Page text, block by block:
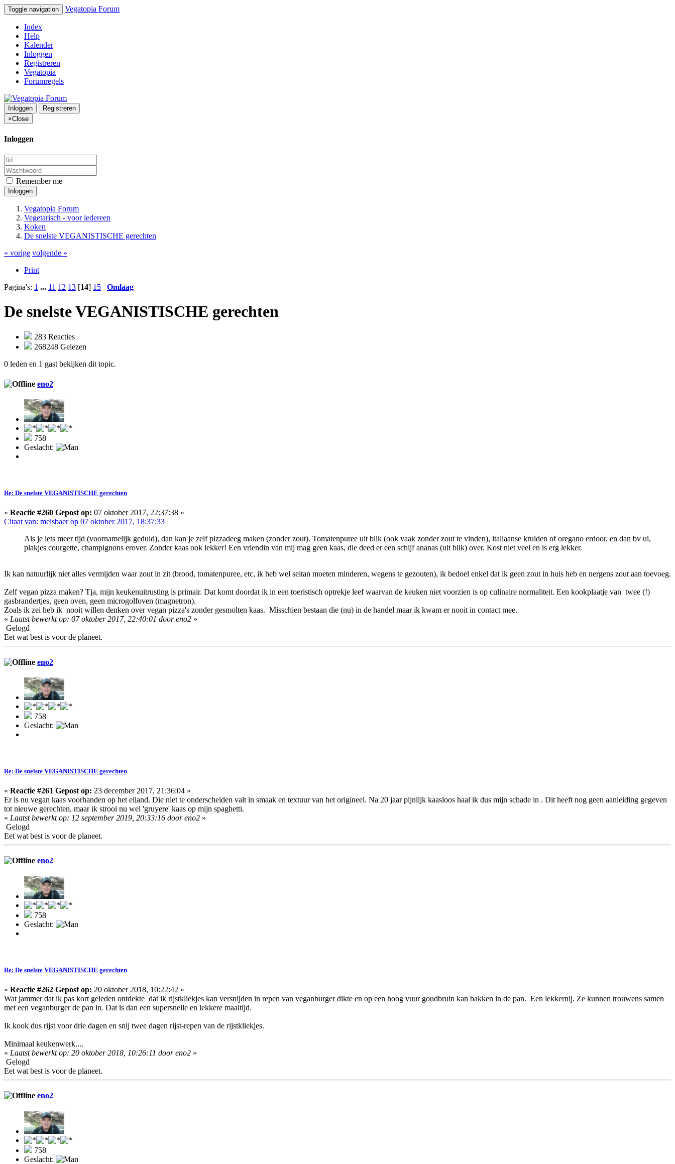
Toggle navigation Vegatopia Forum
Index
Help
Kalender
Inloggen
Registreren
Vegatopia
Forumregels
Inloggen
Registreren
×Close
Inloggen
Remember me
Inloggen
Vegatopia Forum
Vegetarisch - voor iedereen
Koken
De snelste VEGANISTISCHE gerechten
« vorige volgende »
Print
Pagina's: 1 ... 11 12 13 [14] 15 Omlaag
De snelste VEGANISTISCHE gerechten
283 Reacties
268248 Gelezen
0 leden en 1 gast bekijken dit topic.
eno2
758
Geslacht:
Re: De snelste VEGANISTISCHE gerechten
« Reactie #260 Gepost op: 07 oktober 2017, 22:37:38 »
Citaat van: meisbaer op 07 oktober 2017, 18:37:33
Als je iets meer tijd (voornamelijk geduld), dan kan je zelf pizzadeeg maken (zonder zout). Tomatenpuree uit blik (ook vaak zonder zout te vinden), italiaanse kruiden of oregano erdoor, en dan bv ui,
plakjes courgette, champignons erover. Zonder kaas ook lekker! Een vriendin van mij mag geen kaas, die deed er een schijf ananas (uit blik) over. Kost niet veel en is erg lekker.
Ik kan natuurlijk niet alles vermijden waar zout in zit (brood, tomatenpuree, etc, ik heb wel seitan moeten minderen, wegens te gezouten), ik bedoel enkel dat ik geen zout in huis heb en nergens zout aan toevoeg.
Zelf vegan pizza maken? Tja, mijn keukenuitrusting is primair. Dat komt doordat ik in een toeristisch optrekje leef waarvan de keuken niet voorzien is op culinaire normaliteit. Een kookplaatje van twee (!)
gasbrandertjes, geen oven, geen microgolfoven (magnetron).
Zoals ik zei heb ik nooit willen denken over vegan pizza's zonder gesmolten kaas. Misschien bestaan die (nu) in de handel maar ik kwam er nooit in contact mee.
« Laatst bewerkt op: 07 oktober 2017, 22:40:01 door eno2 »
Gelogd
Eet wat best is voor de planeet.
eno2
758
Geslacht:
Re: De snelste VEGANISTISCHE gerechten
« Reactie #261 Gepost op: 23 december 2017, 21:36:04 »
Er is nu vegan kaas voorhanden op het eiland. Die niet te onderscheiden valt in smaak en textuur van het origineel. Na 20 jaar pijnlijk kaasloos haal ik dus mijn schade in . Dit heeft nog geen aanleiding gegeven
tot nieuwe gerechten, maar ik strooi nu wel 'gruyere' kaas op mijn spaghetti.
« Laatst bewerkt op: 12 september 2019, 20:33:16 door eno2 »
Gelogd
Eet wat best is voor de planeet.
eno2
758
Geslacht:
Re: De snelste VEGANISTISCHE gerechten
« Reactie #262 Gepost op: 20 oktober 2018, 10:22:42 »
Wat jammer dat ik pas kort geleden ontdekte dat ik rijstkliekjes kan versnijden in repen van veganburger dikte en op een hoog vuur goudbruin kan bakken in de pan. Een lekkernij. Ze kunnen trouwens samen
met een veganburger de pan in. Dat is dan een supersnelle en lekkere maaltijd.
Ik kook dus rijst voor drie dagen en snij twee dagen rijst-repen van de rijstkliekjes.
Minimaal keukenwerk....
« Laatst bewerkt op: 20 oktober 2018, 10:26:11 door eno2 »
Gelogd
Eet wat best is voor de planeet.
eno2
758
Geslacht: